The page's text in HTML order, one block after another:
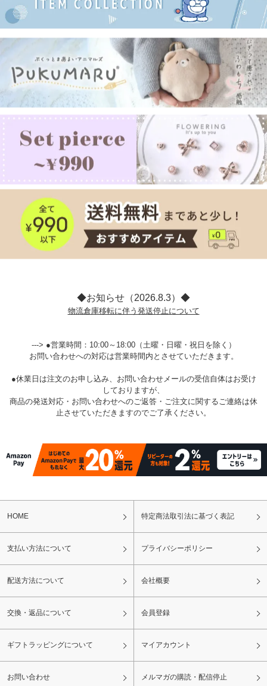
◆お知らせ（2026.8.3）◆
物流倉庫移転に伴う発送停止について
---> ●営業時間：10:00～18:00（土曜・日曜・祝日を除く）
お問い合わせへの対応は営業時間内とさせていただきます。
●休業日は注文のお申し込み、お問い合わせメールの受信自体はお受け
しておりますが、
商品の発送対応・お問い合わせへのご返答・ご注文に関するご連絡は休
止させていただきますのでご了承ください。
HOME 特定商法取引法に基づく表記
支払い方法について プライバシーポリシー
配送方法について 会社概要
交換・返品について 会員登録
ギフトラッピングについて マイアカウント
お問い合わせ メルマガの購読・配信停止